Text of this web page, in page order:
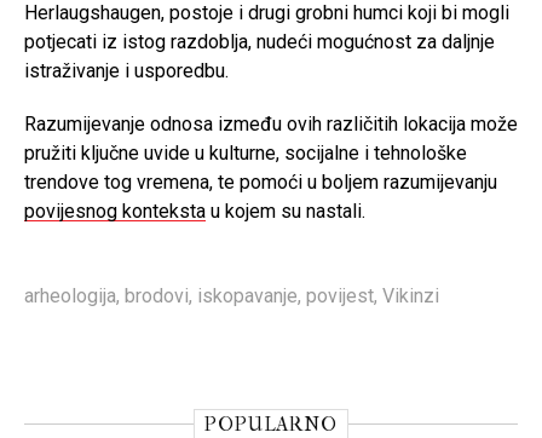
Herlaugshaugen, postoje i drugi grobni humci koji bi mogli
potjecati iz istog razdoblja, nudeći mogućnost za daljnje
istraživanje i usporedbu.
Razumijevanje odnosa između ovih različitih lokacija može
pružiti ključne uvide u kulturne, socijalne i tehnološke
trendove tog vremena, te pomoći u boljem razumijevanju
povijesnog konteksta u kojem su nastali.
arheologija, brodovi, iskopavanje, povijest, Vikinzi
POPULARNO